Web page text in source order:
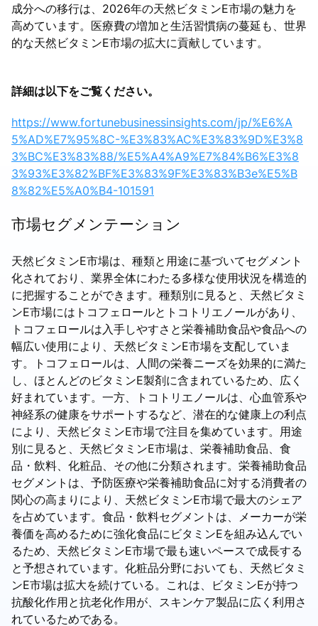
成分への移行は、2026年の天然ビタミンE市場の魅力を
高めています。医療費の増加と生活習慣病の蔓延も、世界
的な天然ビタミンE市場の拡大に貢献しています。
詳細は以下をご覧ください。
https://www.fortunebusinessinsights.com/jp/%E6%A
5%AD%E7%95%8C-%E3%83%AC%E3%83%9D%E3%8
3%BC%E3%83%88/%E5%A4%A9%E7%84%B6%E3%8
3%93%E3%82%BF%E3%83%9F%E3%83%B3e%E5%B
8%82%E5%A0%B4-101591
市場セグメンテーション
天然ビタミンE市場は、種類と用途に基づいてセグメント
化されており、業界全体にわたる多様な使用状況を構造的
に把握することができます。種類別に見ると、天然ビタミ
ンE市場にはトコフェロールとトコトリエノールがあり、
トコフェロールは入手しやすさと栄養補助食品や食品への
幅広い使用により、天然ビタミンE市場を支配していま
す。トコフェロールは、人間の栄養ニーズを効果的に満た
し、ほとんどのビタミンE製剤に含まれているため、広く
好まれています。一方、トコトリエノールは、心血管系や
神経系の健康をサポートするなど、潜在的な健康上の利点
により、天然ビタミンE市場で注目を集めています。用途
別に見ると、天然ビタミンE市場は、栄養補助食品、食
品・飲料、化粧品、その他に分類されます。栄養補助食品
セグメントは、予防医療や栄養補助食品に対する消費者の
関心の高まりにより、天然ビタミンE市場で最大のシェア
を占めています。食品・飲料セグメントは、メーカーが栄
養価を高めるために強化食品にビタミンEを組み込んでい
るため、天然ビタミンE市場で最も速いペースで成長する
と予想されています。化粧品分野においても、天然ビタミ
ンE市場は拡大を続けている。これは、ビタミンEが持つ
抗酸化作用と抗老化作用が、スキンケア製品に広く利用さ
れているためである。